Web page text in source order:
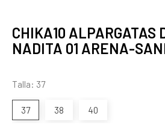
CHIKA10 ALPARGATAS
NADITA 01 ARENA-
Talla: 37
37 38 40